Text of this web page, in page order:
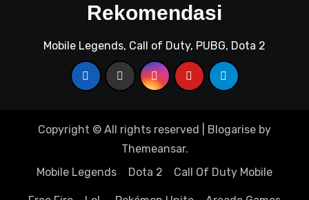
Rekomendasi
Mobile Legends, Call of Duty, PUBG, Dota 2
Copyright © All rights reserved Blogarise by
Themeansar.
Mobile Legends
Dota 2 Call Of Duty Mobile